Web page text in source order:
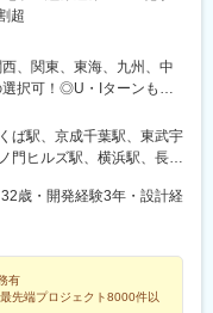
、胡町駅、高松築港駅、天
小路駅、亀戸駅、中津駅
、観月橋駅、海老江駅、中
)、住之江公園駅、上前津
田駅、赤羽岩淵駅、セン
由ケ丘駅(愛知県)、出島
田駅(地下鉄)、富山駅、京
、銀山町駅、西鉄福岡
野田駅(阪神線)、肥後橋
横浜駅、龍谷富山高校
超
、関東、東海、九州、中
択可！◎U・Iターンも歓
など制度も完備！）■関
歌山、滋賀）■関東エリア
城、群馬など）■東海エリ
東北エリア（宮城、福島な
新潟、長野など）のプロ
外ありません※受動喫煙防
ば駅、京成千葉駅、東武宇
門ヒルズ駅、横浜駅、長野
宮駅(神戸新交通)、山陽姫
駅(香川県)、天神駅、花畑
、可部駅、横川駅(広島
金川駅、東野駅(京都
山駅、山麓駅(皿倉山)、
歳・開発経験3年・設計経
有
先端プロジェクト8000件以